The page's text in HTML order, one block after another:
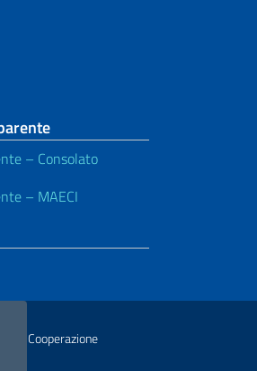
– Consolato
– MAECI
Cooperazione